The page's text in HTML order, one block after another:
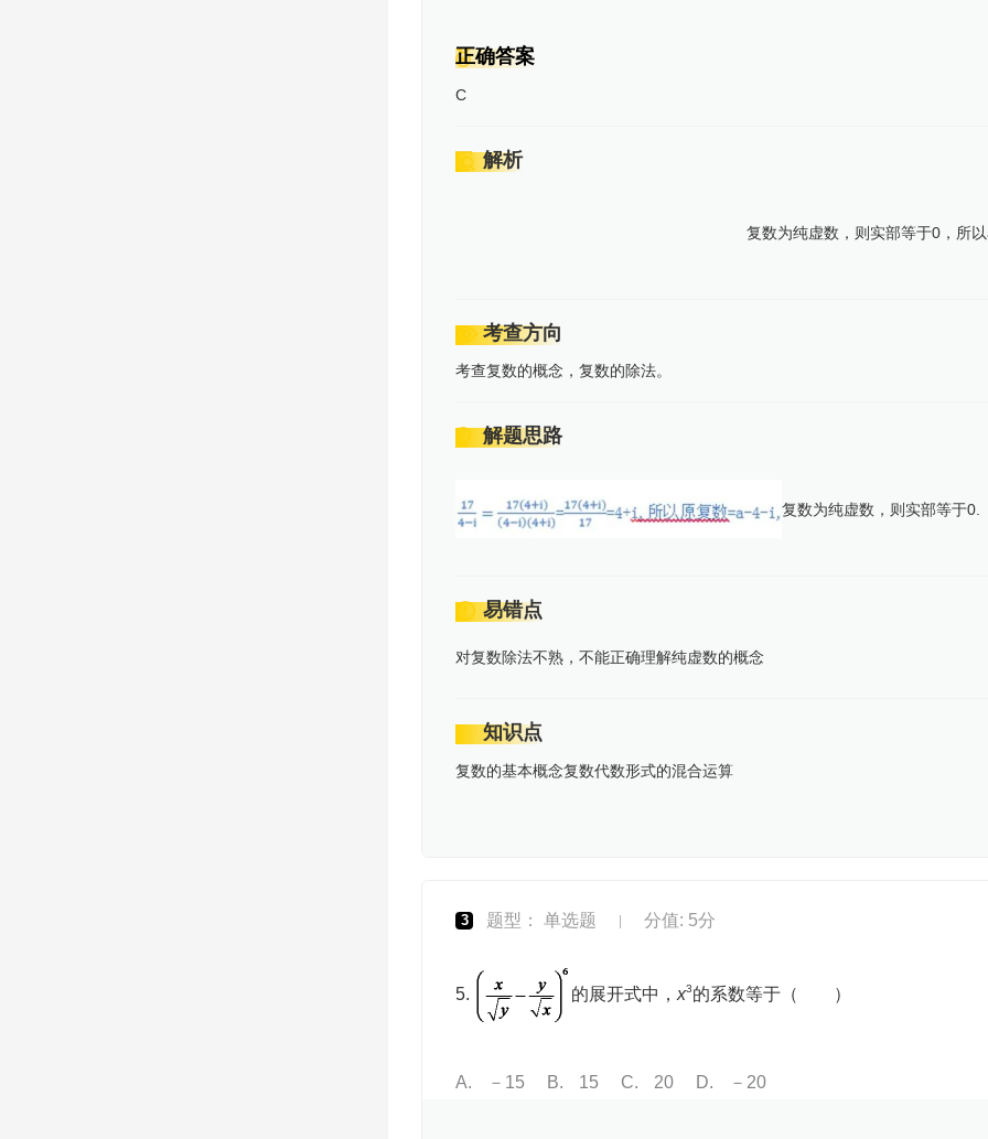
正确答案
C
解析
复数为纯虚数，则实部等于0，所
考查方向
考查复数的概念，复数的除法。
解题思路
复数为纯虚数，则实部等于0.
易错点
对复数除法不熟，不能正确理解纯虚数的概念
知识点
复数的基本概念复数代数形式的混合运算
3 题型： 单选题 | 分值: 5分
5. 的展开式中， x3的系数等于（ ）
A －15 B 15 C 20 D －20